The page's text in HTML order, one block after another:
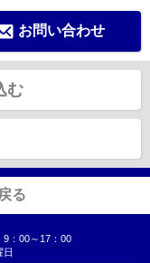
お問い合わせ
む
る
00～17：00
日